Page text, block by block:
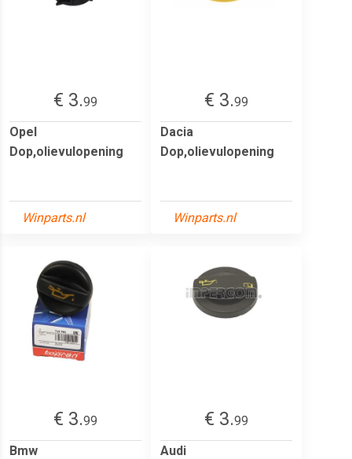
€ 3.99
Opel
Dop,olievulopening
Winparts.nl
€ 3.99
Dacia
Dop,olievulopening
Winparts.nl
€ 3.99
Bmw
€ 3.99
Audi